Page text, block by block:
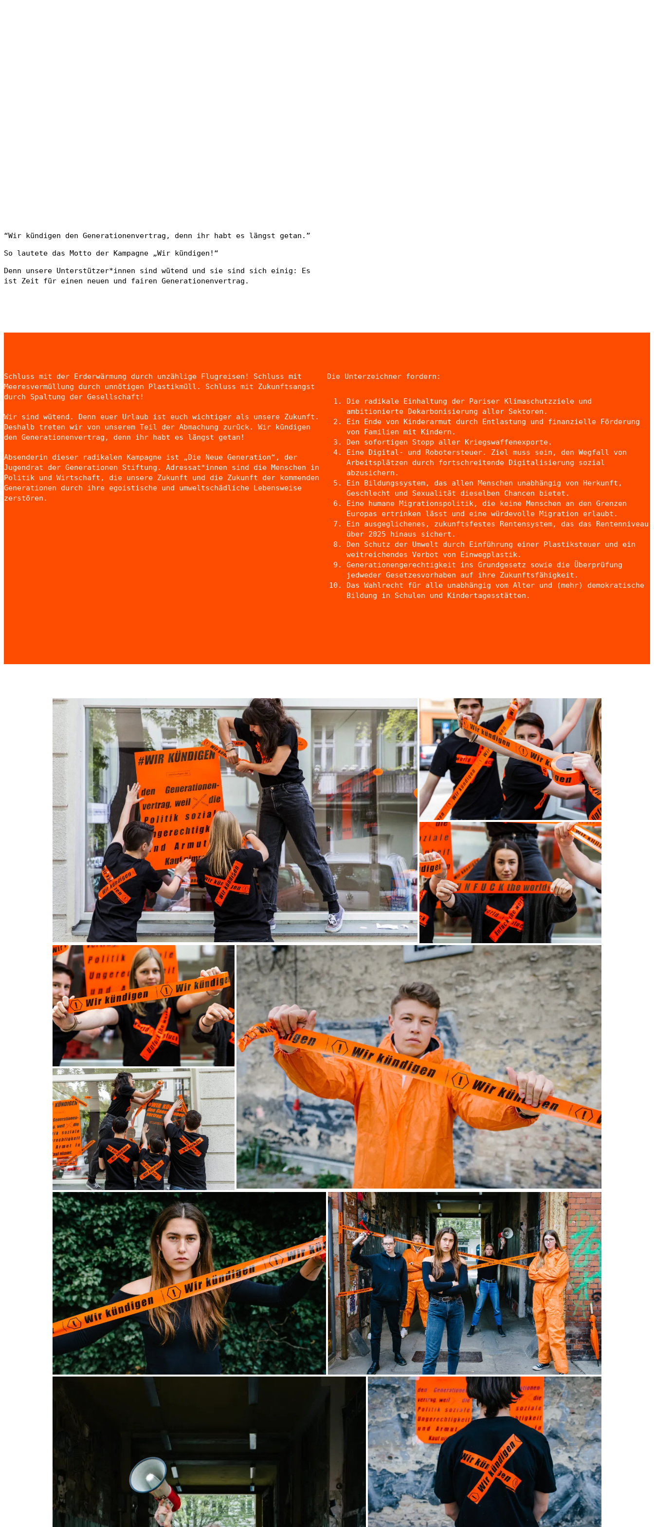
“Wir kündigen den Generationenvertrag, denn ihr habt es längst getan.”
So lautete das Motto der Kampagne „Wir kündigen!“
Denn unsere Unterstützer*innen sind wütend und sie sind sich einig: Es
ist Zeit für einen neuen und fairen Generationenvertrag.
Schluss mit der Erderwärmung durch unzählige Flugreisen! Schluss mit
Meeresvermüllung durch unnötigen Plastikmüll. Schluss mit Zukunftsangst
durch Spaltung der Gesellschaft!
Wir sind wütend. Denn euer Urlaub ist euch wichtiger als unsere Zukunft.
Deshalb treten wir von unserem Teil der Abmachung zurück. Wir kündigen
den Generationenvertrag, denn ihr habt es längst getan!
Absenderin dieser radikalen Kampagne ist „Die Neue Generation“, der
Jugendrat der Generationen Stiftung. Adressat*innen sind die Menschen in
Politik und Wirtschaft, die unsere Zukunft und die Zukunft der kommenden
Generationen durch ihre egoistische und umweltschädliche Lebensweise
zerstören.
Die Unterzeichner fordern:
Die radikale Einhaltung der Pariser Klimaschutzziele und
ambitionierte Dekarbonisierung aller Sektoren.
Ein Ende von Kinderarmut durch Entlastung und finanzielle Förderung
von Familien mit Kindern.
Den sofortigen Stopp aller Kriegswaffenexporte.
Eine Digital- und Robotersteuer. Ziel muss sein, den Wegfall von
Arbeitsplätzen durch fortschreitende Digitalisierung sozial
abzusichern.
Ein Bildungssystem, das allen Menschen unabhängig von Herkunft,
Geschlecht und Sexualität dieselben Chancen bietet.
Eine humane Migrationspolitik, die keine Menschen an den Grenzen
Europas ertrinken lässt und eine würdevolle Migration erlaubt.
Ein ausgeglichenes, zukunftsfestes Rentensystem, das das Rentenniveau
über 2025 hinaus sichert.
Den Schutz der Umwelt durch Einführung einer Plastiksteuer und ein
weitreichendes Verbot von Einwegplastik.
Generationengerechtigkeit ins Grundgesetz sowie die Überprüfung
jedweder Gesetzesvorhaben auf ihre Zukunftsfähigkeit.
Das Wahlrecht für alle unabhängig vom Alter und (mehr) demokratische
Bildung in Schulen und Kindertagesstätten.